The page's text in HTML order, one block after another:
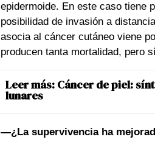
epidermoide. En este caso tiene
posibilidad de invasión a
asocia al cáncer cutáneo viene
producen tanta mortalidad, pero
Leer más: Cáncer de piel:
lunares
—¿La supervivencia ha